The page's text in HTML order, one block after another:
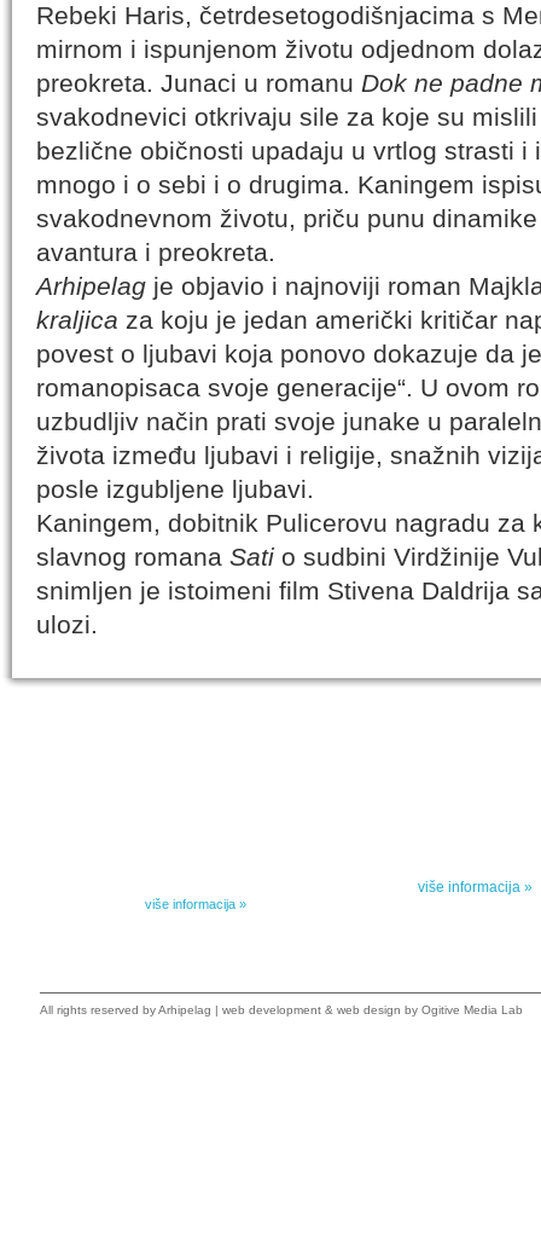
Rebeki Haris, četrdesetogodišnjacima s
mirnom i ispunjenom životu odjednom
preokreta. Junaci u romanu Dok ne padne
svakodnevici otkrivaju sile za koje su
bezlične običnosti upadaju u vrtlog strasti i
mnogo i o sebi i o drugima. Kaningem
svakodnevnom životu, priču punu
avantura i preokreta.
Arhipelag je objavio i najnoviji roman
kraljica za koju je jedan američki kritičar
povest o ljubavi koja ponovo dokazuje da
romanopisaca svoje generacije“. U ovom
uzbudljiv način prati svoje junake u
života između ljubavi i religije, snažnih
posle izgubljene ljubavi.
Kaningem, dobitnik Pulicerovu nagradu za
slavnog romana Sati o sudbini Virdžinije
snimljen je istoimeni film Stivena Daldrija
ulozi.
više informacija »
više informacija »
All rights reserved byArhipelag | web development & web design by Ogitive Media Lab